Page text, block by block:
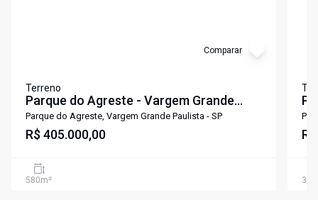
Comparar
Terreno
Parque do Agreste - Vargem Grande
Paulista
Parque do Agreste, Vargem Grande Paulista - SP
R$ 405.000,00
580m² 390